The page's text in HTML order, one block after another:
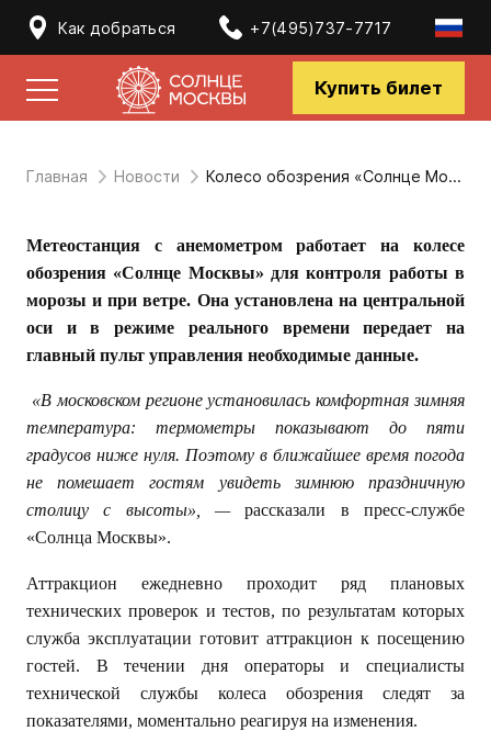
Как добраться +7(495)737-7717
Купить билет
Главная Новости Колесо обозрения «Солнце Москвы» оборудовано локальной метеостанцией
Метеостанция с анемометром работает на колесе
обозрения «Солнце Москвы» для контроля работы в
морозы и при ветре. Она установлена на центральной
оси и в режиме реального времени передает на
главный пульт управления необходимые данные.
«В московском регионе установилась комфортная зимняя
температура: термометры показывают до пяти
градусов ниже нуля. Поэтому в ближайшее время погода
не помешает гостям увидеть зимнюю праздничную
столицу с высоты», —рассказали в пресс-службе
«Солнца Москвы».
Аттракцион ежедневно проходит ряд плановых
технических проверок и тестов, по результатам которых
служба эксплуатации готовит аттракцион к посещению
гостей. В течении дня операторы и специалисты
технической службы колеса обозрения следят за
показателями, моментально реагируя на изменения.